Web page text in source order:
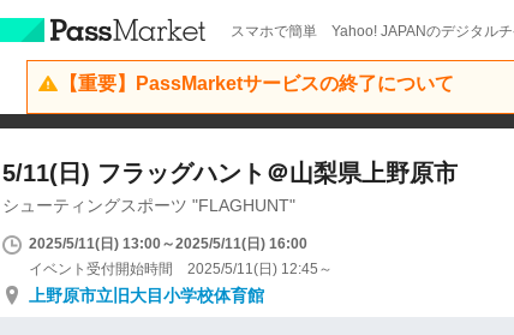
スマホで簡単 Yahoo! JAPANのデジタルチ
【重要】PassMarketサービスの終了について
5/11(日) フラッグハント＠山梨県上野原市
シューティングスポーツ "FLAGHUNT"
2025/5/11(日) 13:00～2025/5/11(日) 16:00
イベント受付開始時間 2025/5/11(日) 12:45～
上野原市立旧大目小学校体育館